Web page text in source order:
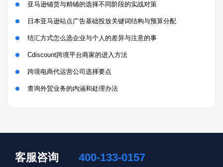
亚马逊铺货与精铺的选择不同阶段的实战对策
日本亚马逊站点广告基础投放关键词结构与预算分配
结汇方式怎么选企业与个人的差异与注意的事
Cdiscount跨境平台商家的进入方法
跨境电商代运营公司选择要点
查询外贸业务的内涵和处理办法
客服咨询 400-133-0157